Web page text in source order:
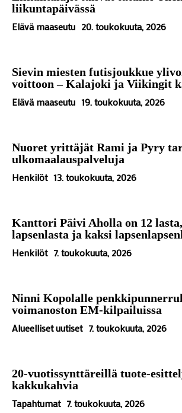
liikuntapäivässä
Elävä maaseutu 20. toukokuuta, 2026
Sievin miesten futisjoukkue
voittoon – Kalajoki ja Viikingit
Elävä maaseutu 19. toukokuuta, 2026
Nuoret yrittäjät Rami ja Pyry
ulkomaalauspalveluja
Henkilöt 13. toukokuuta, 2026
Kanttori Päivi Aholla on 12
lapsenlasta ja kaksi
Henkilöt 7. toukokuuta, 2026
Ninni Kopolalle
voimanoston EM-kilpailuissa
Alueelliset uutiset 7. toukokuuta, 2026
20-vuotissynttäreillä tuote-
kakkukahvia
Tapahtumat 7. toukokuuta, 2026